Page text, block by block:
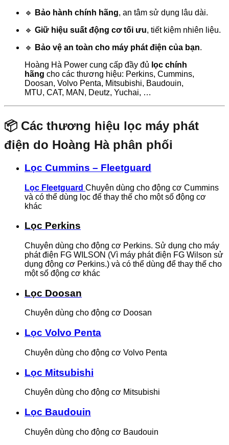
🔹
Bảo hành chính hãng, an tâm sử dụng lâu dài.
🔹 Giữ hiệu suất động cơ tối ưu, tiết kiệm nhiên liệu.
🔹
Bảo vệ an toàn cho máy phát điện của bạn.
Hoàng Hà Power cung cấp đầy đủ lọc chính
hãng cho các thương hiệu: Perkins, Cummins,
Doosan, Volvo Penta, Mitsubishi, Baudouin,
MTU, CAT, MAN, Deutz, Yuchai, …
📦 Các thương hiệu lọc máy phát
điện do Hoàng Hà phân phối
Lọc Cummins – Fleetguard
Lọc Fleetguard Chuyên dùng cho động cơ Cummins
và có thể dùng lọc để thay thế cho một số động cơ
khác
Lọc Perkins
Chuyên dùng cho động cơ Perkins. Sử dụng cho máy
phát điện FG WILSON (Vì máy phát điện FG Wilson sử
dụng động cơ Perkins.) và có thể dùng để thay thế cho
một số động cơ khác
Lọc Doosan
Chuyên dùng cho động cơ Doosan
Lọc Volvo Penta
Chuyên dùng cho động cơ Volvo Penta
Lọc Mitsubishi
Chuyên dùng cho động cơ Mitsubishi
Lọc Baudouin
Chuyên dùng cho động cơ Baudouin